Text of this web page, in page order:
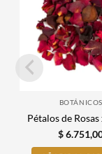
BOTÁNICOS
Pétalos de
$